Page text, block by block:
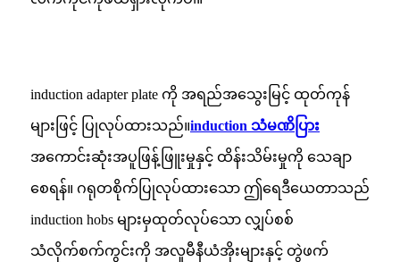
induction adapter plate ကို အရည်အသွေးမြင့် ထုတ်ကုန်
များဖြင့် ပြုလုပ်ထားသည်။induction သံမဏိပြား
အကောင်းဆုံးအပူဖြန့်ဖြူးမှုနှင့် ထိန်းသိမ်းမှုကို သေချာ
စေရန်။ ဂရုတစိုက်ပြုလုပ်ထားသော ဤရေဒီယေတာသည်
induction hobs များမှထုတ်လုပ်သော လျှပ်စစ်
သံလိုက်စက်ကွင်းကို အလူမီနီယံအိုးများနှင့် တွဲဖက်